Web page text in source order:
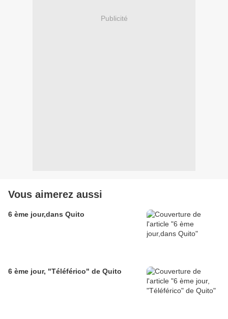
Publicité
Vous aimerez aussi
6 ème jour,dans Quito
6 ème jour, "Téléférico" de Quito